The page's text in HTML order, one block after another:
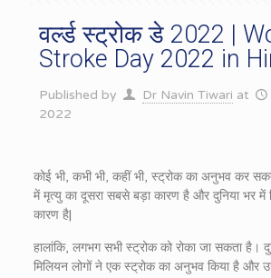
वर्ल्ड स्ट्रोक डे 2022 |
Stroke Day 2022 in
Published by Dr Navin Tiwari at
2022
कोई भी, कभी भी, कहीं भी, स्ट्रोक का अनुभव कर
में मृत्यु का दूसरा सबसे बड़ा कारण है और दुनिया भर में
कारण है|
हालांकि, लगभग सभी स्ट्रोक को रोका जा सकता है।
मिलियन लोगों ने एक स्ट्रोक का अनुभव किया है और